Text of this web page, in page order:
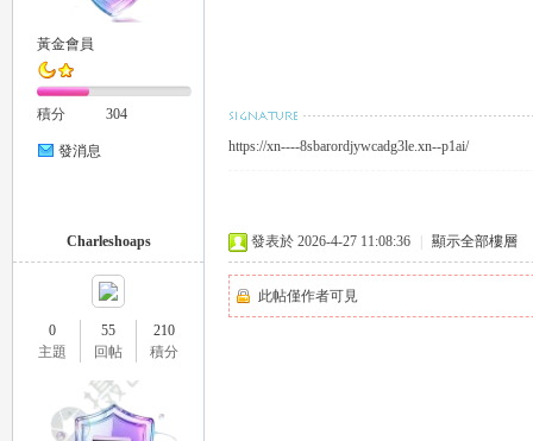
黃金會員
積分 304
發消息 https://xn----8sbarordjywcadg3le.xn--p1ai/
Charleshoaps
0
主題
55
回帖
210
積分
發表於 2026-4-27 11:08:36 顯示全部樓層
此帖僅作者可見